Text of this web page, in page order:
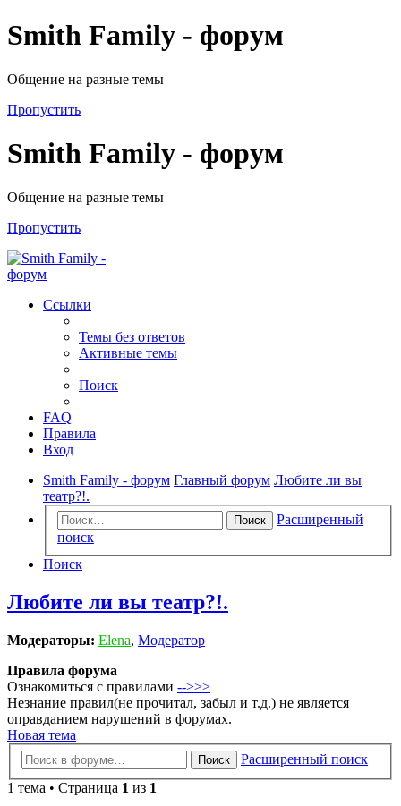
Smith Family - форум
Общение на разные темы
Пропустить
Smith Family - форум
Общение на разные темы
Пропустить
Ссылки
Темы без ответов
Активные темы
Поиск
FAQ
Правила
Вход
Smith Family - форум Главный форум Любите ли вы
театр?!.
Поиск
Расширенный
поиск
Поиск
Любите ли вы театр?!.
Модераторы: Elena, Модератор
Правила форума
Ознакомиться с правилами -->>>
Незнание правил(не прочитал, забыл и т.д.) не является
оправданием нарушений в форумах.
Новая тема
Поиск
Расширенный поиск
1 тема • Страница 1 из 1